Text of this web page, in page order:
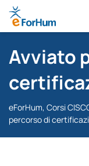
Avviato
eForHum, Corsi
percorso di